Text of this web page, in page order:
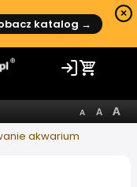
katalog →
×
akwarium